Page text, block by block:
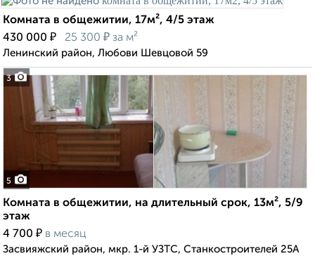
3
Комната в общежитии, 17м², 4/5 этаж
430 000 ₽ 25 300 ₽ за м²
Ленинский район, Любови Шевцовой 59
5
Комната в общежитии, на длительный срок, 13м², 5/9
этаж
4 700 ₽ в месяц
Засвияжский район, мкр. 1-й УЗТС, Станкостроителей 25А